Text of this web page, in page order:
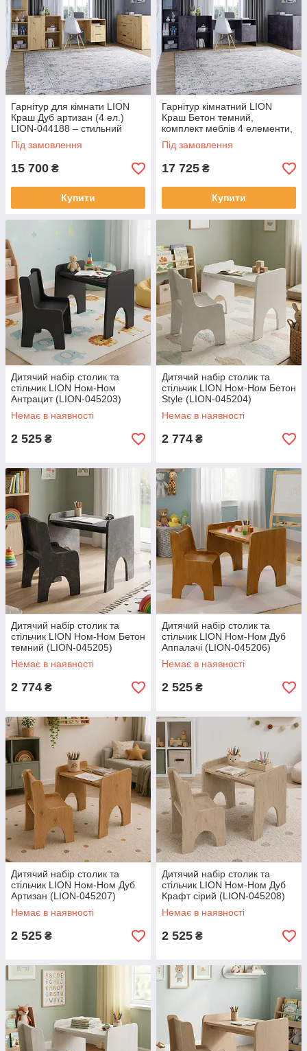
Гарнітур для кімнати LION
Краш Дуб артизан (4 ел.)
LION-044188 – стильний
комплект меблів
Під замовлення
15 700 ₴
Купити
Гарнітур кімнатний LION
Краш Бетон темний,
комплект меблів 4 елементи,
сучасний дизайн (LION-
044189)
Під замовлення
17 725 ₴
Купити
Дитячий набір столик та
стільчик LION Ном-Ном
Антрацит (LION-045203)
Немає в наявності
2 525 ₴
Дитячий набір столик та
стільчик LION Ном-Ном Бетон
Style (LION-045204)
Немає в наявності
2 774 ₴
Дитячий набір столик та
стільчик LION Ном-Ном Бетон
темний (LION-045205)
Немає в наявності
2 774 ₴
Дитячий набір столик та
стільчик LION Ном-Ном Дуб
Аппалачі (LION-045206)
Немає в наявності
2 525 ₴
Дитячий набір столик та
стільчик LION Ном-Ном Дуб
Артизан (LION-045207)
Немає в наявності
2 525 ₴
Дитячий набір столик та
стільчик LION Ном-Ном Дуб
Крафт сірий (LION-045208)
Немає в наявності
2 525 ₴